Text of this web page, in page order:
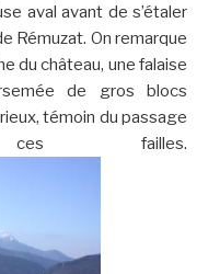
aval avant de s’étaler
Rémuzat. On remarque
du château, une falaise
de gros blocs
témoin du passage
failles.